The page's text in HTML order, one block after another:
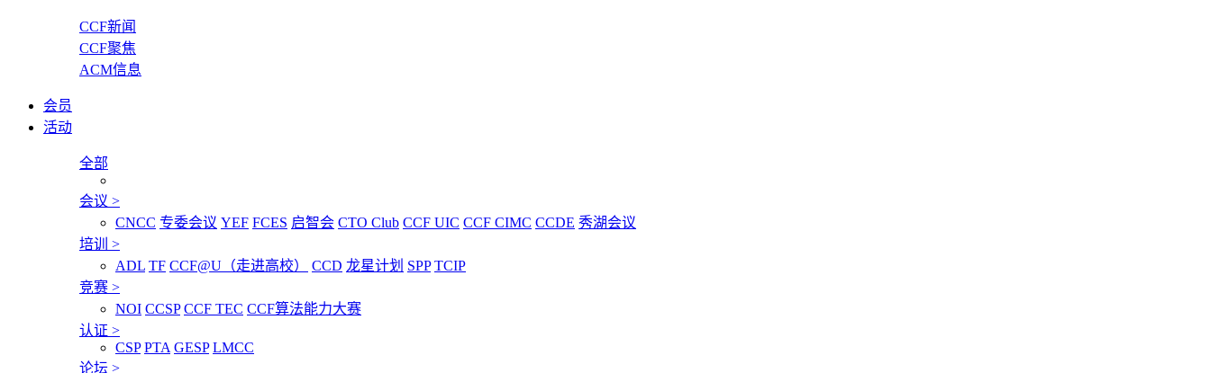
CCF新闻
CCF聚焦
ACM信息
会员
活动
全部
会议 >
CNCC 专委会议 YEF FCES 启智会 CTO Club CCF UIC CCF CIMC CCDE 秀湖会议
培训 >
ADL TF CCF@U（走进高校） CCD 龙星计划 SPP TCIP
竞赛 >
NOI CCSP CCF TEC CCF算法能力大赛
认证 >
CSP PTA GESP LMCC
论坛 >